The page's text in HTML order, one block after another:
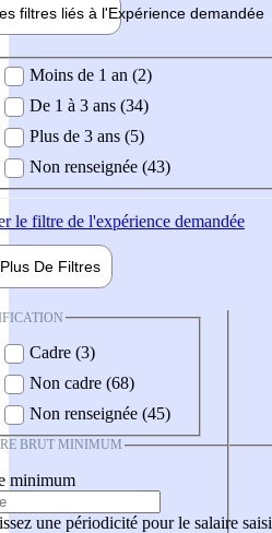
filtres liés à l'Expérience demandée
demandée
Moins de 1 an (2)
De 1 à 3 ans (34)
Plus de 3 ans (5)
Non renseignée (43)
le filtre de l'expérience demandée
Plus De Filtres
Cadre (3)
Non cadre (68)
Non renseignée (45)
BRUT MINIMUM
minimum
une périodicité pour le salaire saisi